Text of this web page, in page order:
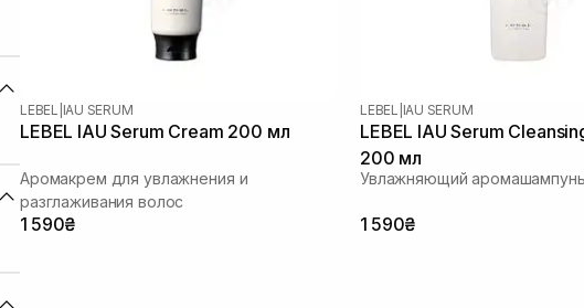
LEBEL IAU SERUM
LEBEL IAU Serum Cream 200 мл
Аромакрем для увлажнения и
разглаживания волос
1 590₴
LEBEL IAU SERUM
LEBEL IAU Serum
200 мл
Увлажняющий аромашампунь
1 590₴